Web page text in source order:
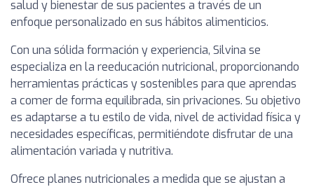
salud y bienestar de sus pacientes a través de un
enfoque personalizado en sus hábitos alimenticios.
Con una sólida formación y experiencia, Silvina se
especializa en la reeducación nutricional, proporcionando
herramientas prácticas y sostenibles para que aprendas
a comer de forma equilibrada, sin privaciones. Su objetivo
es adaptarse a tu estilo de vida, nivel de actividad física y
necesidades específicas, permitiéndote disfrutar de una
alimentación variada y nutritiva.
Ofrece planes nutricionales a medida que se ajustan a